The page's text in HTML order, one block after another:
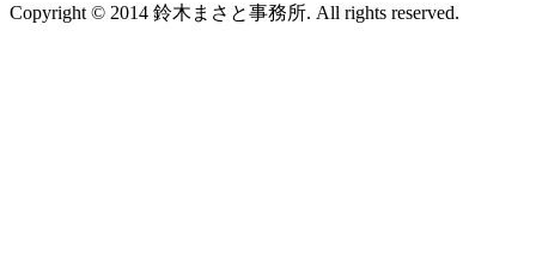
Copyright © 2014 鈴木まさと事務所. All rights reserved.